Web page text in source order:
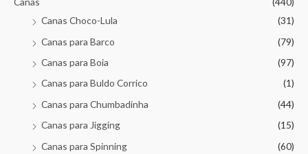
Canas Choco-Lula
(31)
Canas para Barco
(79)
Canas para Boia
(97)
Canas para Buldo Corrico
(1)
Canas para Chumbadinha
(44)
Canas para Jigging
(15)
Canas para Spinning
(60)